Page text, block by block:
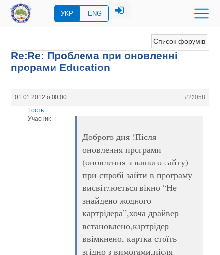
УКР ENG
Список форумів
Re:Re: Проблема при оновленні
прорами Education
01.01.2012 о 00:00
#22058
Гость
Учасник
Доброго дня !Після
оновлення програми
(оновлення з вашого сайту)
при спробі зайти в програму
висвітлюється вікно “Не
знайдено жодного
картрідера”,хоча драйвер
встановлено,картрідер
ввімкнено, картка стоїть
згідно з вимогами,після